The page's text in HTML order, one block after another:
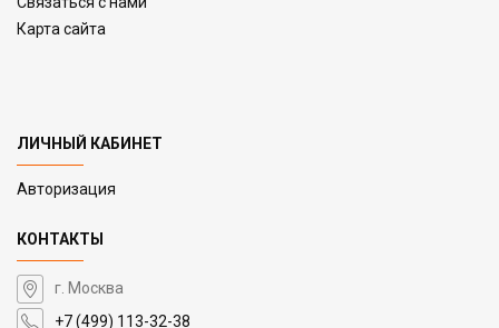
Карта сайта
ЛИЧНЫЙ КАБИНЕТ
Авторизация
КОНТАКТЫ
г. Москва
+7 (499) 113-32-38